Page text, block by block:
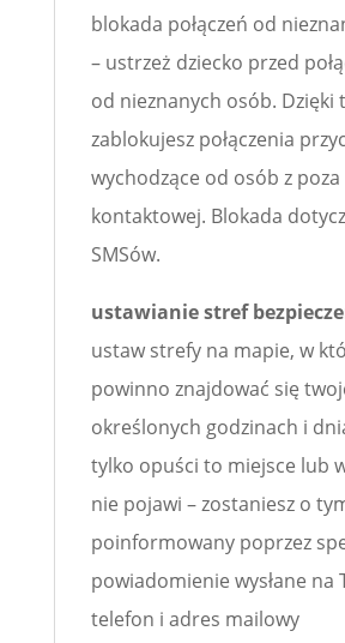
blokada połączeń od
– ustrzeż dziecko przed
od nieznanych osób. Dzięki
zablokujesz połączenia
wychodzące od osób z
kontaktowej. Blokada
SMSów.
ustawianie stref
ustaw strefy na mapie, w
powinno znajdować się
określonych godzinach i
tylko opuści to miejsce lub
nie pojawi – zostaniesz o
poinformowany poprzez
powiadomienie wysłane na
telefon i adres mailowy